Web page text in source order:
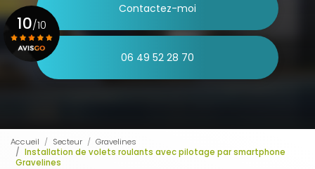
Contactez-moi
06 49 52 28 70
10/10
Voir le certificat
Accueil Secteur
Gravelines
Installation de volets roulants avec pilotage par smartphone
Gravelines